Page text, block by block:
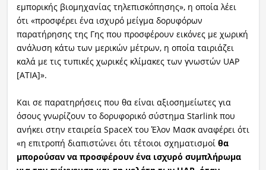
εμπορικής βιομηχανίας τηλεπισκόπησης», η οποία λέει
ότι «προσφέρει ένα ισχυρό μείγμα δορυφόρων
παρατήρησης της Γης που προσφέρουν εικόνες με χωρική
ανάλυση κάτω των μερικών μέτρων, η οποία ταιριάζει
καλά με τις τυπικές χωρικές κλίμακες των γνωστών UAP
[ΑΤΙΑ]».
Και σε παρατηρήσεις που θα είναι αξιοσημείωτες για
όσους γνωρίζουν το δορυφορικό σύστημα Starlink που
ανήκει στην εταιρεία SpaceX του Έλον Μασκ αναφέρει ότι
«η επιτροπή διαπιστώνει ότι τέτοιοι σχηματισμοί θα
μπορούσαν να προσφέρουν ένα ισχυρό συμπλήρωμα